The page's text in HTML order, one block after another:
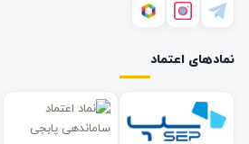
نمادهای اعتماد